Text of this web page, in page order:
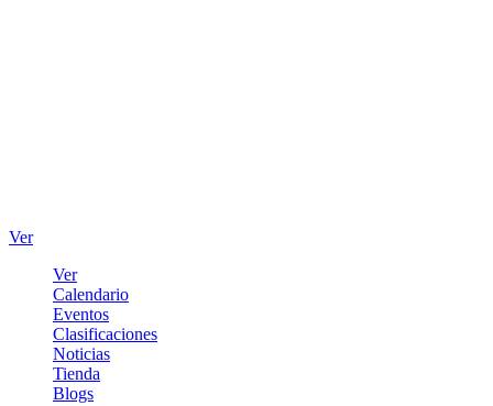
Ver
Ver
Calendario
Eventos
Clasificaciones
Noticias
Tienda
Blogs